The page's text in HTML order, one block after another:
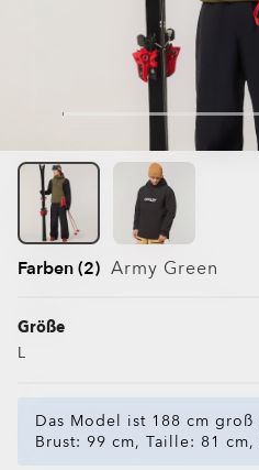
Farben (2) Army Green
Größe
L
Das Model ist 188 cm
Brust: 99 cm, Taille: 81